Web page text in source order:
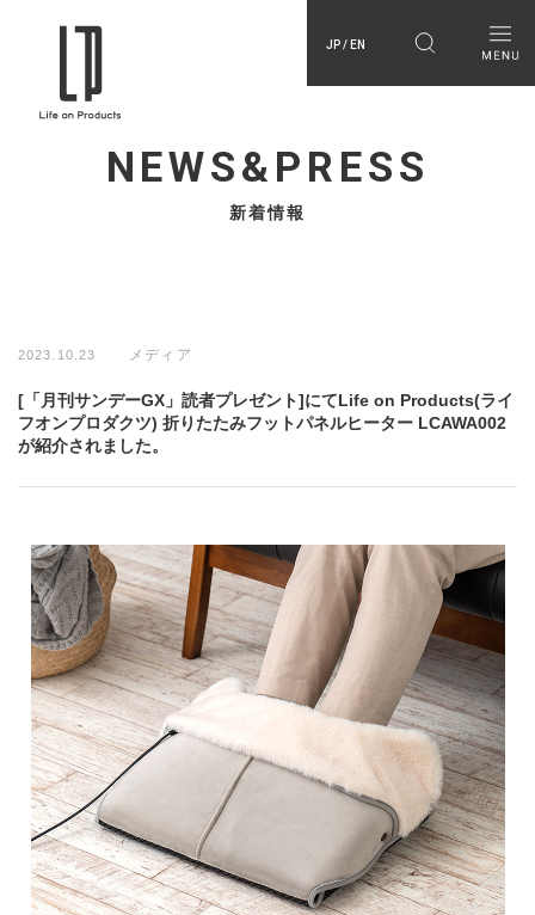
JP / EN
NEWS&PRESS
新着情報
2023.10.23 メディア
[「月刊サンデーGX」読者プレゼント]にてLife on Products(ライ
フオンプロダクツ) 折りたたみフットパネルヒーター LCAWA002
が紹介されました。